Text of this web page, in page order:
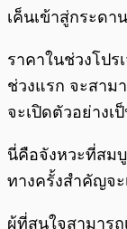
เค็นเข้าสู่กระดา
ราคาในช่วงโป
ช่วงแรก จะสาม
จะเปิดตัวอย่างเ
นี่คือจังหวะที่สม
ทางครั้งสำคัญจ
ผู้ที่สนใจสามาร